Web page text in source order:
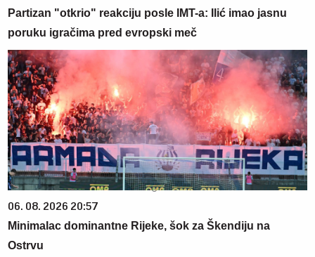
Partizan "otkrio" reakciju posle IMT-a: Ilić imao jasnu
poruku igračima pred evropski meč
06. 08. 2026 20:57
Minimalac dominantne Rijeke, šok za Škendiju na
Ostrvu